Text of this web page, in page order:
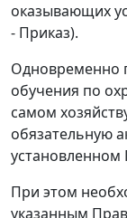
оказывающих
- Приказ).
Одновременно
обучения по
самом
обязательную
установленном
При этом
указанным